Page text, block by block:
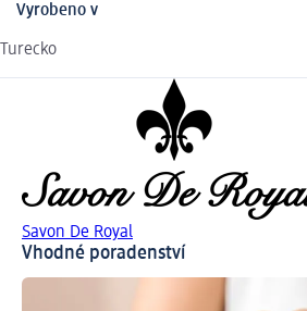
Vyrobeno v
Turecko
Savon De Royal
Vhodné poradenství